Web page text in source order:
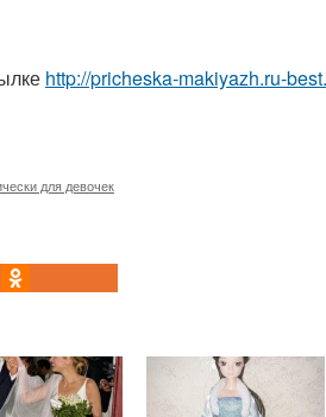
http://pricheska-makiyazh.ru-
для девочек